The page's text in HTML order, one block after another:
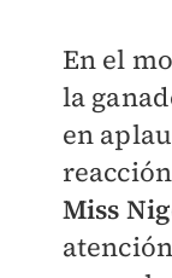
En el
la
en
Miss